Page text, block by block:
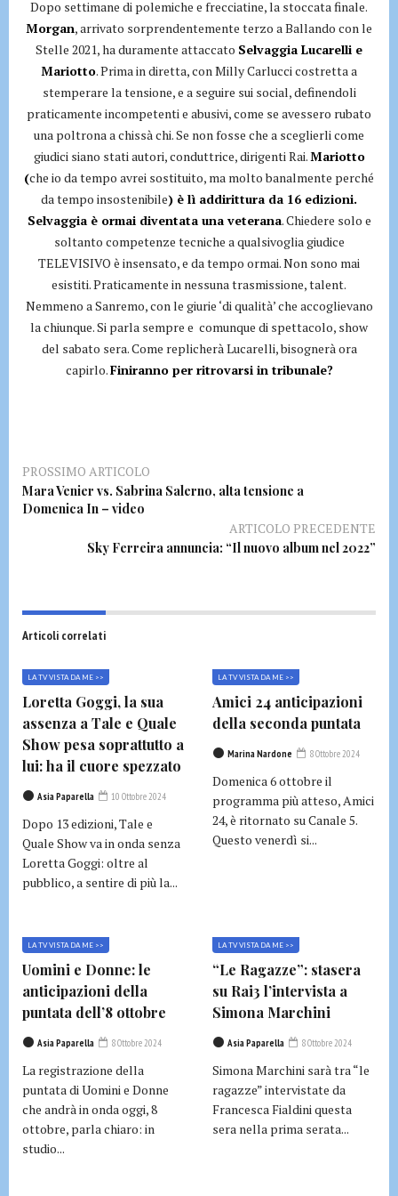
Dopo settimane di polemiche e frecciatine, la stoccata finale.
Morgan, arrivato sorprendentemente terzo a Ballando con le
Stelle 2021, ha duramente attaccato Selvaggia Lucarelli e
Mariotto. Prima in diretta, con Milly Carlucci costretta a
stemperare la tensione, e a seguire sui social, definendoli
praticamente incompetenti e abusivi, come se avessero rubato
una poltrona a chissà chi. Se non fosse che a sceglierli come
giudici siano stati autori, conduttrice, dirigenti Rai.Mariotto
(che io da tempo avrei sostituito, ma molto banalmente perché
da tempo insostenibile) è lì addirittura da 16 edizioni.
Selvaggia è ormai diventata una veterana. Chiedere solo e
soltanto competenze tecniche a qualsivoglia giudice
TELEVISIVO è insensato, e da tempo ormai. Non sono mai
esistiti. Praticamente in nessuna trasmissione, talent.
Nemmeno a Sanremo, con le giurie ‘di qualità’ che accoglievano
la chiunque. Si parla sempre e comunque di spettacolo, show
del sabato sera. Come replicherà Lucarelli, bisognerà ora
capirlo.Finiranno per ritrovarsi in tribunale?
PROSSIMO ARTICOLO
Mara Venier vs. Sabrina Salerno, alta tensione a
Domenica In – video
ARTICOLO PRECEDENTE
Sky Ferreira annuncia: “Il nuovo album nel 2022”
Articoli correlati
LA TV VISTA DA ME >>
Loretta Goggi, la sua
assenza a Tale e Quale
Show pesa soprattutto a
lui: ha il cuore spezzato
Asia Paparella 10 Ottobre 2024
Dopo 13 edizioni, Tale e
Quale Show va in onda senza
Loretta Goggi: oltre al
pubblico, a sentire di più la...
LA TV VISTA DA ME >>
Amici 24 anticipazioni
della seconda puntata
Marina Nardone 8 Ottobre 2024
Domenica 6 ottobre il
programma più atteso, Amici
24, è ritornato su Canale 5.
Questo venerdì si...
LA TV VISTA DA ME >>
Uomini e Donne: le
anticipazioni della
puntata dell’8 ottobre
Asia Paparella 8 Ottobre 2024
La registrazione della
puntata di Uomini e Donne
che andrà in onda oggi, 8
ottobre, parla chiaro: in
studio...
LA TV VISTA DA ME >>
“Le Ragazze”: stasera
su Rai3 l’intervista a
Simona Marchini
Asia Paparella 8 Ottobre 2024
Simona Marchini sarà tra “le
ragazze” intervistate da
Francesca Fialdini questa
sera nella prima serata...